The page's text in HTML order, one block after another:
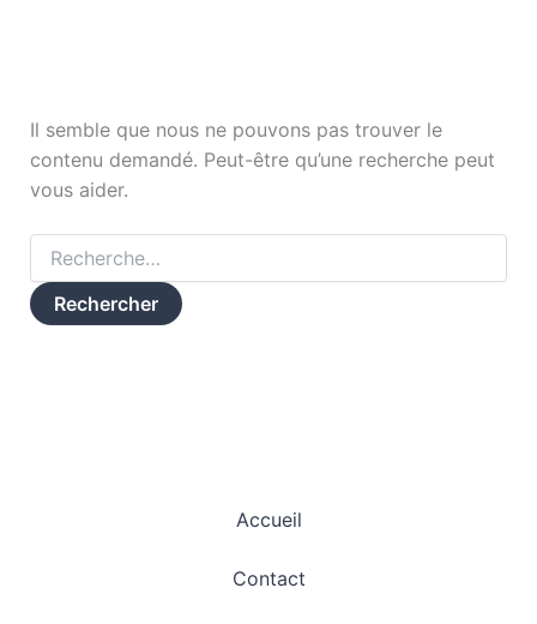
Il semble que nous ne pouvons pas trouver le
contenu demandé. Peut-être qu’une recherche peut
vous aider.
Accueil
Contact